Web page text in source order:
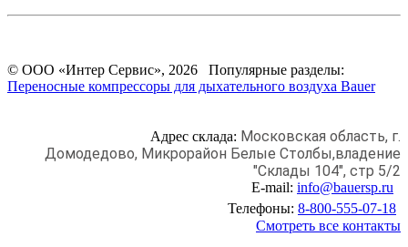
© ООО «Интер Сервис», 2026 Популярные разделы:
Переносные компрессоры для дыхательного воздуха Bauer
Адрес склада: Московская область, г.
Домодедово, Микрорайон Белые Столбы,владение
"Склады 104", стр 5/2
E-mail: info@bauersp.ru
Телефоны: 8-800-555-07-18
Смотреть все контакты